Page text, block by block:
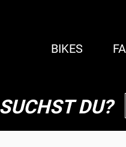
BIKES
DU?